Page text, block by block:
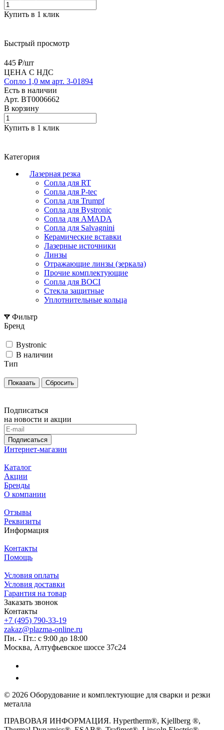
Купить в 1 клик
Быстрый просмотр
445 ₽/шт
ЦЕНА С НДС
Сопло 1,0 мм арт. 3-01894
Есть в наличии
Арт. BT0006662
В корзину
Купить в 1 клик
Категория
Лазерная резка
Сопла для RT
Сопла для P-tec
Сопла для Trumpf
Сопла для Bystronic
Сопла для AMADA
Сопла для Salvagnini
Керамические вставки
Лазерные источники
Линзы
Отражающие линзы (зеркала)
Прочие комплектующие
Сопла для BOCI
Стекла защитные
Уплотнительные кольца
Фильтр
Бренд
Bystronic
В наличии
Тип
Сбросить
Подписаться
на новости и акции
Подписаться
Интернет-магазин
Каталог
Акции
Бренды
О компании
Отзывы
Реквизиты
Информация
Контакты
Помощь
Условия оплаты
Условия доставки
Гарантия на товар
Заказать звонок
Контакты
+7 (495) 790-33-19
zakaz@plazma-online.ru
Пн. - Пт.: с 9:00 до 18:00
Москва, Алтуфьевское шоссе 37с24
© 2026 Оборудование и комплектующие для сварки и резки
металла
ПРАВОВАЯ ИНФОРМАЦИЯ. Hypertherm®, Kjellberg ®,